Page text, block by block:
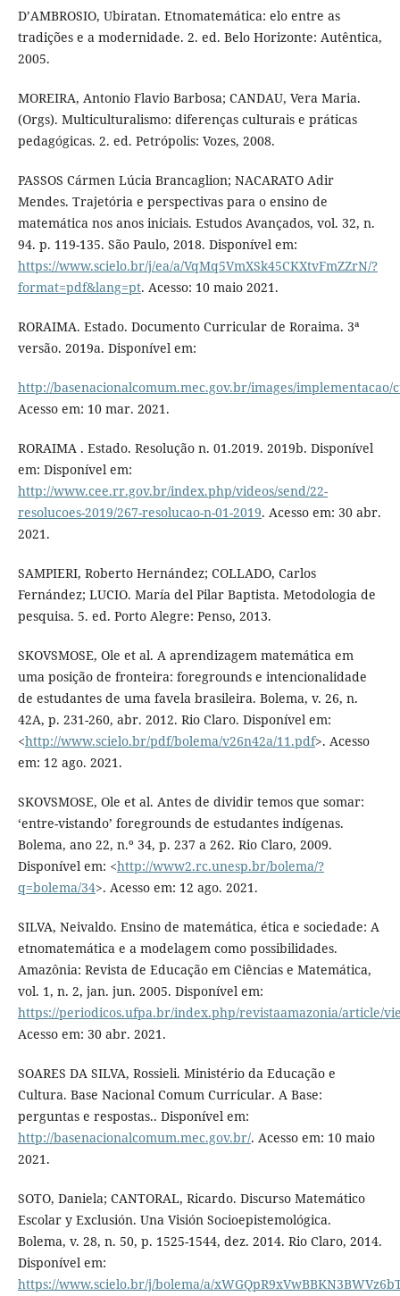
D’AMBROSIO, Ubiratan. Etnomatemática: elo entre as
tradições e a modernidade. 2. ed. Belo Horizonte: Autêntica,
2005.
MOREIRA, Antonio Flavio Barbosa; CANDAU, Vera Maria.
(Orgs). Multiculturalismo: diferenças culturais e práticas
pedagógicas. 2. ed. Petrópolis: Vozes, 2008.
PASSOS Cármen Lúcia Brancaglion; NACARATO Adir
Mendes. Trajetória e perspectivas para o ensino de
matemática nos anos iniciais. Estudos Avançados, vol. 32, n.
94. p. 119-135. São Paulo, 2018. Disponível em:
https://www.scielo.br/j/ea/a/VqMq5VmXSk45CKXtvFmZZrN/?
format=pdf&lang=pt. Acesso: 10 maio 2021.
RORAIMA. Estado. Documento Curricular de Roraima. 3ª
versão. 2019a. Disponível em:
http://basenacionalcomum.mec.gov.br/images/
Acesso em: 10 mar. 2021.
RORAIMA . Estado. Resolução n. 01.2019. 2019b. Disponível
em: Disponível em:
http://www.cee.rr.gov.br/index.php/videos/send/22-
resolucoes-2019/267-resolucao-n-01-2019. Acesso em: 30 abr.
2021.
SAMPIERI, Roberto Hernández; COLLADO, Carlos
Fernández; LUCIO. María del Pilar Baptista. Metodologia de
pesquisa. 5. ed. Porto Alegre: Penso, 2013.
SKOVSMOSE, Ole et al. A aprendizagem matemática em
uma posição de fronteira: foregrounds e intencionalidade
de estudantes de uma favela brasileira. Bolema, v. 26, n.
42A, p. 231-260, abr. 2012. Rio Claro. Disponível em:
<http://www.scielo.br/pdf/bolema/v26n42a/11.pdf>. Acesso
em: 12 ago. 2021.
SKOVSMOSE, Ole et al. Antes de dividir temos que somar:
‘entre-vistando’ foregrounds de estudantes indígenas.
Bolema, ano 22, n.º 34, p. 237 a 262. Rio Claro, 2009.
Disponível em: <http://www2.rc.unesp.br/bolema/?
q=bolema/34>. Acesso em: 12 ago. 2021.
SILVA, Neivaldo. Ensino de matemática, ética e sociedade: A
etnomatemática e a modelagem como possibilidades.
Amazônia: Revista de Educação em Ciências e Matemática,
vol. 1, n. 2, jan. jun. 2005. Disponível em:
https://periodicos.ufpa.br/index.php/revistaamazonia/article/
Acesso em: 30 abr. 2021.
SOARES DA SILVA, Rossieli. Ministério da Educação e
Cultura. Base Nacional Comum Curricular. A Base:
perguntas e respostas.. Disponível em:
http://basenacionalcomum.mec.gov.br/. Acesso em: 10 maio
2021.
SOTO, Daniela; CANTORAL, Ricardo. Discurso Matemático
Escolar y Exclusión. Una Visión Socioepistemológica.
Bolema, v. 28, n. 50, p. 1525-1544, dez. 2014. Rio Claro, 2014.
Disponível em:
https://www.scielo.br/j/bolema/a/